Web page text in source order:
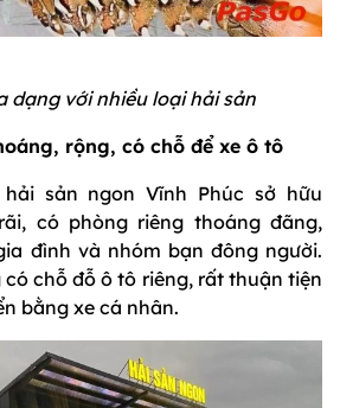
dạng với nhiều loại hải sản
rộng, có chỗ để xe ô tô
sản ngon Vĩnh Phúc sở hữu
có phòng riêng thoáng đãng,
đình và nhóm bạn đông người.
chỗ đỗ ô tô riêng, rất thuận tiện
bằng xe cá nhân.